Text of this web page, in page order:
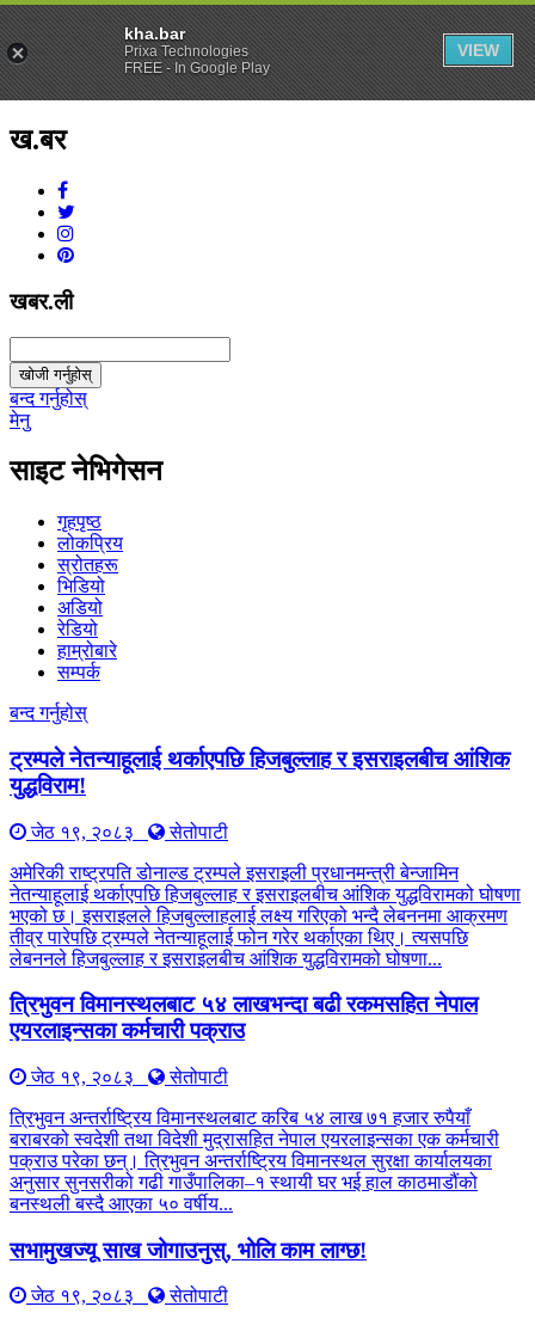
ख.बर
खबर.ली
खोजी गर्नुहोस्
बन्द गर्नुहोस्
मेनु
साइट नेभिगेसन
गृहपृष्ठ
लोकप्रिय
स्रोतहरू
भिडियो
अडियो
रेडियो
हाम्रोबारे
सम्पर्क
बन्द गर्नुहोस्
ट्रम्पले नेतन्याहूलाई थर्काएपछि हिजबुल्लाह र इसराइलबीच आंशिक
युद्धविराम!
जेठ १९, २०८३
सेतोपाटी
अमेरिकी राष्ट्रपति डोनाल्ड ट्रम्पले इसराइली प्रधानमन्त्री बेन्जामिन
नेतन्याहूलाई थर्काएपछि हिजबुल्लाह र इसराइलबीच आंशिक युद्धविरामको घोषणा
भएको छ। इसराइलले हिजबुल्लाहलाई लक्ष्य गरिएको भन्दै लेबननमा आक्रमण
तीव्र पारेपछि ट्रम्पले नेतन्याहूलाई फोन गरेर थर्काएका थिए। त्यसपछि
लेबननले हिजबुल्लाह र इसराइलबीच आंशिक युद्धविरामको घोषणा...
त्रिभुवन विमानस्थलबाट ५४ लाखभन्दा बढी रकमसहित नेपाल
एयरलाइन्सका कर्मचारी पक्राउ
जेठ १९, २०८३
सेतोपाटी
त्रिभुवन अन्तर्राष्ट्रिय विमानस्थलबाट करिब ५४ लाख ७१ हजार रुपैयाँ
बराबरको स्वदेशी तथा विदेशी मुद्रासहित नेपाल एयरलाइन्सका एक कर्मचारी
पक्राउ परेका छन्। त्रिभुवन अन्तर्राष्ट्रिय विमानस्थल सुरक्षा कार्यालयका
अनुसार सुनसरीको गढी गाउँपालिका–१ स्थायी घर भई हाल काठमाडौंको
बनस्थली बस्दै आएका ५० वर्षीय...
सभामुखज्यू साख जोगाउनुस्, भोलि काम लाग्छ!
जेठ १९, २०८३
सेतोपाटी
kha.bar
Prixa Technologies
FREE - In Google Play
VIEW